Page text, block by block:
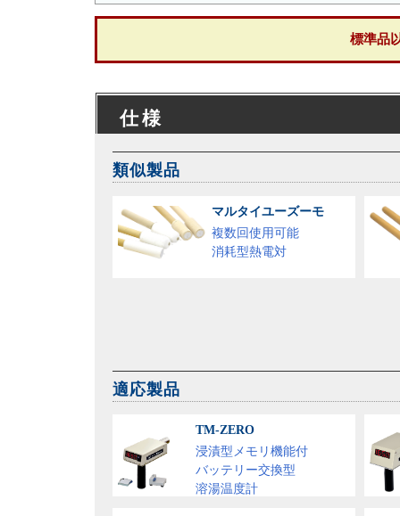
標準品
仕様
類似製品
マルタイユーズーモ
複数回使用可能
消耗型熱電対
適応製品
TM-ZERO
浸漬型メモリ機能付
バッテリー交換型
溶湯温度計